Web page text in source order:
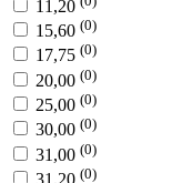
11,20
15,60 (0)
17,75 (0)
20,00 (0)
25,00 (0)
30,00 (0)
31,00 (0)
31,20 (0)